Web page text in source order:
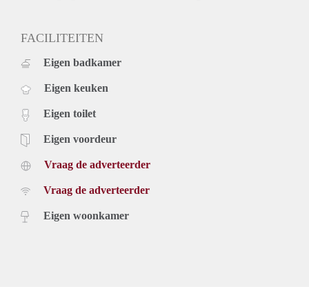
FACILITEITEN
Eigen badkamer
Eigen keuken
Eigen toilet
Eigen voordeur
Vraag de adverteerder
Vraag de adverteerder
Eigen woonkamer